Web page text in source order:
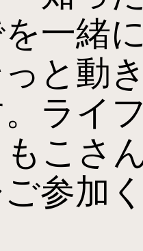
一緒
と動
ライ
こさ
参加